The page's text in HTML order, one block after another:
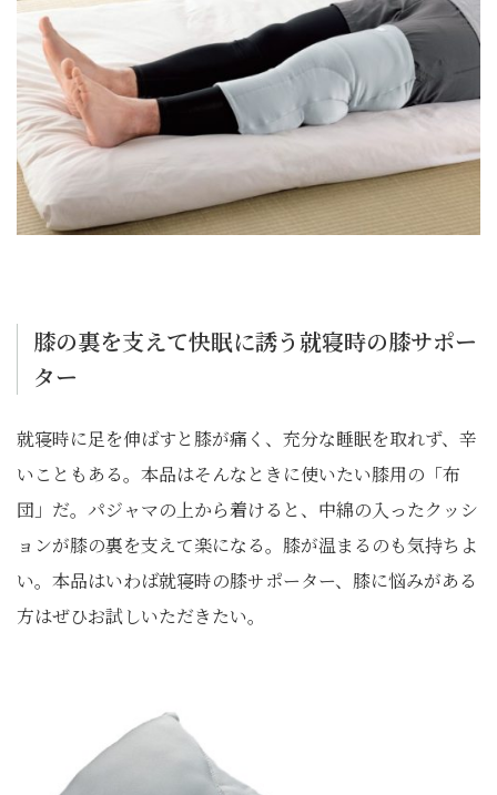
膝の裏を支えて快眠に誘う就寝時の膝サポー
ター
就寝時に足を伸ばすと膝が痛く、充分な睡眠を取れず、辛
いこともある。本品はそんなときに使いたい膝用の「布
団」だ。パジャマの上から着けると、中綿の入ったクッシ
ョンが膝の裏を支えて楽になる。膝が温まるのも気持ちよ
い。本品はいわば就寝時の膝サポーター、膝に悩みがある
方はぜひお試しいただきたい。